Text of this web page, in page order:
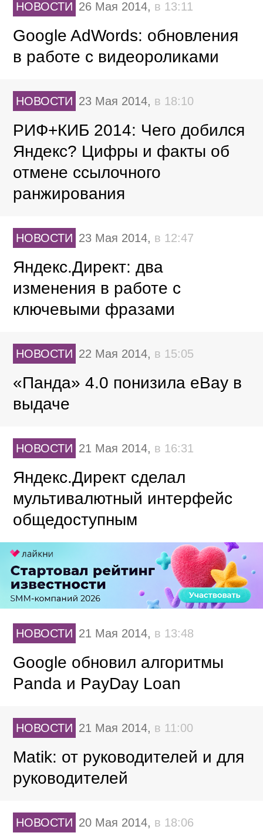
НОВОСТИ 26 Мая 2014, в 13:11
Google AdWords: обновления
в работе с видеороликами
НОВОСТИ 23 Мая 2014, в 18:10
РИФ+КИБ 2014: Чего добился
Яндекс? Цифры и факты об
отмене ссылочного
ранжирования
НОВОСТИ 23 Мая 2014, в 12:47
Яндекс.Директ: два
изменения в работе с
ключевыми фразами
НОВОСТИ 22 Мая 2014, в 15:05
«Панда» 4.0 понизила eBay в
выдаче
НОВОСТИ 21 Мая 2014, в 16:31
Яндекс.Директ сделал
мультивалютный интерфейс
общедоступным
НОВОСТИ 21 Мая 2014, в 13:48
Google обновил алгоритмы
Panda и PayDay Loan
НОВОСТИ 21 Мая 2014, в 11:00
Matik: от руководителей и для
руководителей
НОВОСТИ 20 Мая 2014, в 18:06